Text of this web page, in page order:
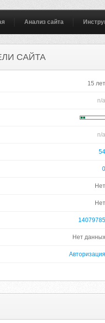
Анализ сайта
САЙТА
15 лет
n/a
n/a
54
0
Нет
Нет
14079785
Нет данных
Авторизация